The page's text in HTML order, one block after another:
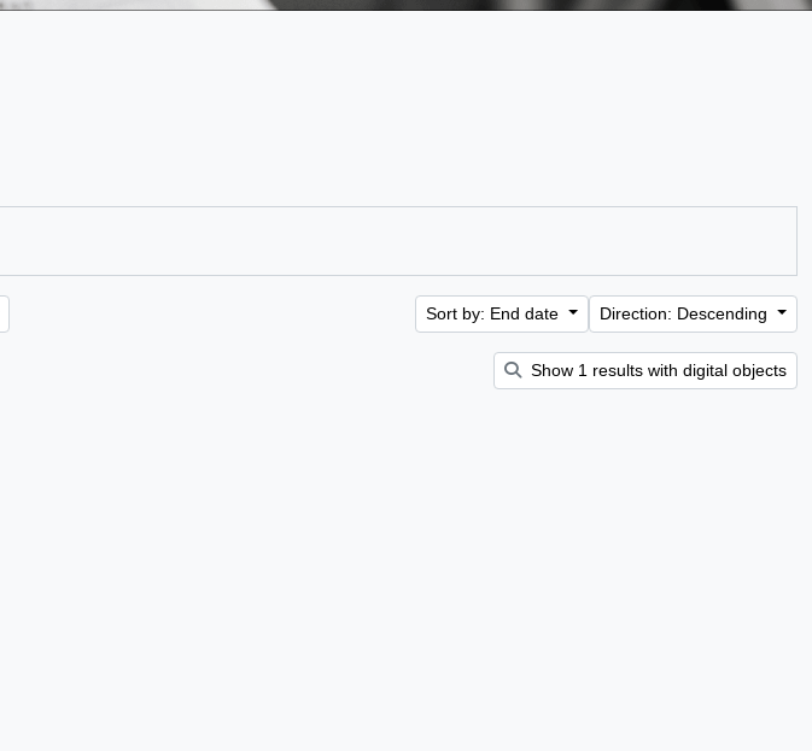
Sort by: End date Direction: Descending
Show 1 results with digital objects